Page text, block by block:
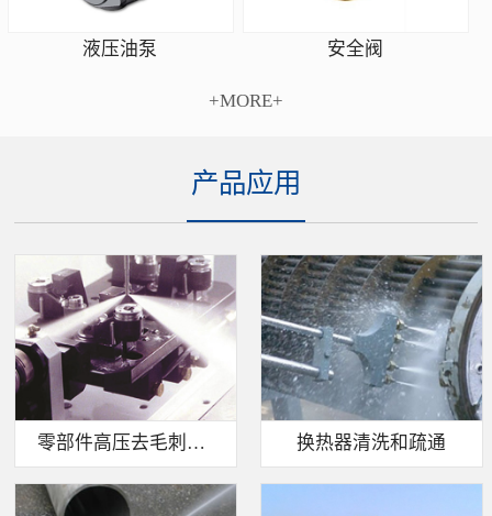
液压油泵 安全阀
+MORE+
产品应用
零部件高压去毛刺清洗 换热器清洗和疏通